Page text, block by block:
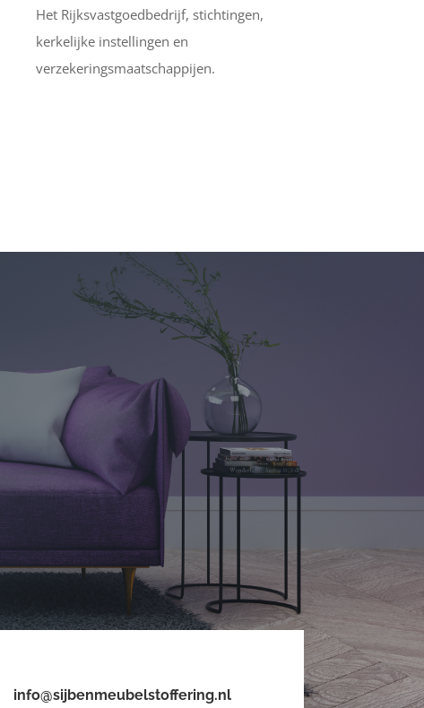
Het Rijksvastgoedbedrijf, stichtingen,
kerkelijke instellingen en
verzekeringsmaatschappijen.
info@sijbenmeubelstoffering.nl